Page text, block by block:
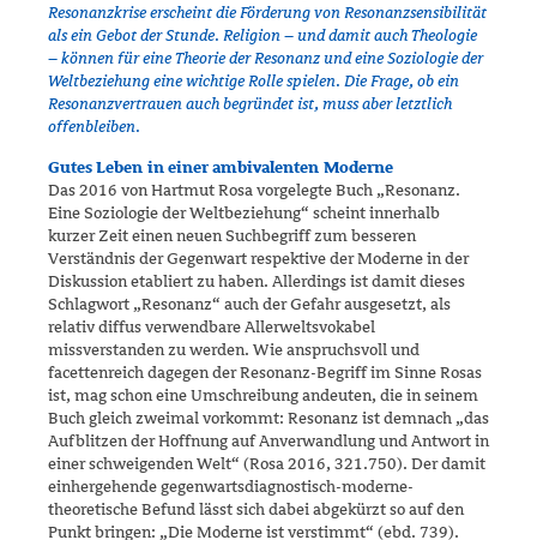
Resonanzkrise erscheint die Förderung von Resonanz­sensibilität
als ein Gebot der Stunde. Religion – und damit auch Theologie
– können für eine Theorie der Resonanz und eine Soziologie der
Weltbeziehung eine wichtige Rolle spielen. Die Frage, ob ein
Resonanzvertrauen auch be­gründet ist, muss aber letztlich
offenbleiben.
Gutes Leben in einer ambivalenten Moderne
Das 2016 von Hartmut Rosa vorgelegte Buch „Resonanz.
Eine Soziologie der Weltbeziehung“ scheint innerhalb
kurzer Zeit einen neuen Suchbe­griff zum besseren
Verständnis der Gegenwart respektive der Moderne in der
Diskussion etabliert zu haben. Allerdings ist damit dieses
Schlag­wort „Resonanz“ auch der Gefahr ausgesetzt, als
relativ diffus verwend­bare Allerweltsvokabel
missverstanden zu werden. Wie anspruchsvoll und
facettenreich dagegen der Resonanz-Begriff im Sinne Rosas
ist, mag schon eine Umschreibung andeuten, die in seinem
Buch gleich zweimal vorkommt: Resonanz ist demnach „das
Aufblitzen der Hoffnung auf Anverwandlung und Antwort in
einer schweigenden Welt“ (Rosa 2016, 321.750). Der damit
einhergehende gegenwartsdiagnostisch-moderne­
theoretische Befund lässt sich dabei abgekürzt so auf den
Punkt brin­gen: „Die Moderne ist verstimmt“ (ebd. 739).